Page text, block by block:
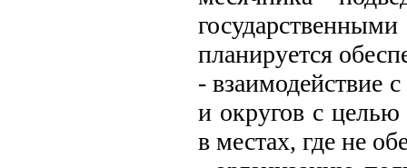
планируется
- взаимодействие
и округов с
в местах, где не